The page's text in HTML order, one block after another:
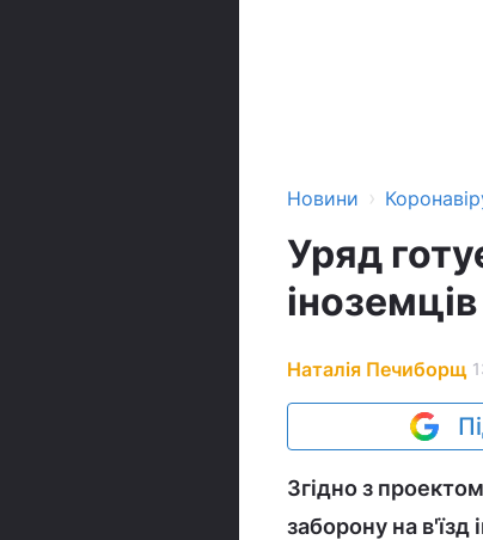
Новини ›
Уряд
Наталія Печиборщ
Згідно з
заборону на в'їзд